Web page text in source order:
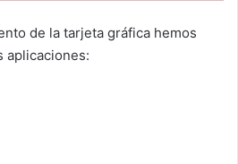
de la tarjeta gráfica hemos
aplicaciones: